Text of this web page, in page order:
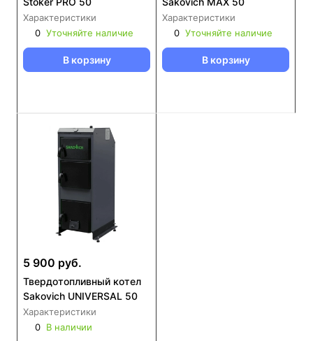
Характеристики
0 Уточняйте наличие
В корзину
Характеристики
0 Уточняйте наличие
В корзину
5 900 руб.
Твердотопливный котел
Sakovich UNIVERSAL 50
Характеристики
0 В наличии